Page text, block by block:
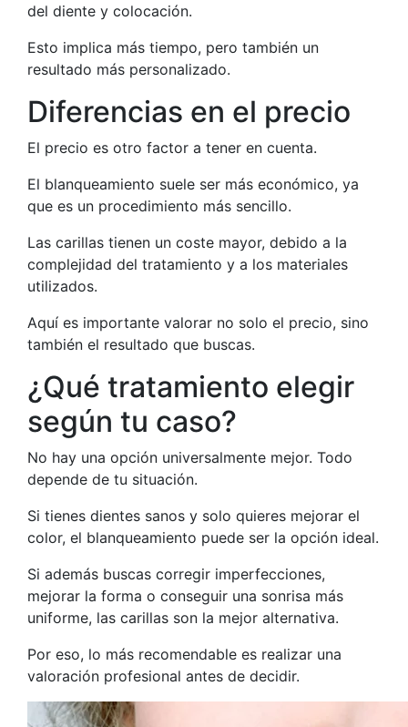
del diente y colocación.
Esto implica más tiempo, pero también un
resultado más personalizado.
Diferencias en el precio
El precio es otro factor a tener en cuenta.
El blanqueamiento suele ser más económico, ya
que es un procedimiento más sencillo.
Las carillas tienen un coste mayor, debido a la
complejidad del tratamiento y a los materiales
utilizados.
Aquí es importante valorar no solo el precio, sino
también el resultado que buscas.
¿Qué tratamiento elegir
según tu caso?
No hay una opción universalmente mejor. Todo
depende de tu situación.
Si tienes dientes sanos y solo quieres mejorar el
color, el blanqueamiento puede ser la opción ideal.
Si además buscas corregir imperfecciones,
mejorar la forma o conseguir una sonrisa más
uniforme, las carillas son la mejor alternativa.
Por eso, lo más recomendable es realizar una
valoración profesional antes de decidir.